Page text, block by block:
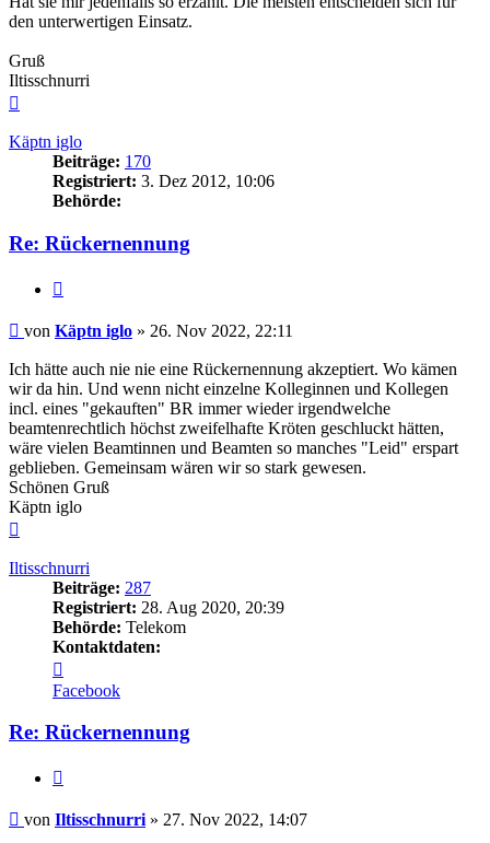
den unterwertigen Einsatz.
Gruß
Iltisschnurri
Käptn iglo
Beiträge: 170
Registriert: 3. Dez 2012, 10:06
Behörde:
Re: Rückernennung
Beitrag
von Käptn iglo » 26. Nov 2022, 22:11
Ich hätte auch nie nie eine Rückernennung akzeptiert. Wo kämen
wir da hin. Und wenn nicht einzelne Kolleginnen und Kollegen
incl. eines "gekauften" BR immer wieder irgendwelche
beamtenrechtlich höchst zweifelhafte Kröten geschluckt hätten,
wäre vielen Beamtinnen und Beamten so manches "Leid" erspart
geblieben. Gemeinsam wären wir so stark gewesen.
Schönen Gruß
Käptn iglo
Iltisschnurri
Beiträge: 287
Registriert: 28. Aug 2020, 20:39
Behörde: Telekom
Kontaktdaten:
von
Iltisschnurri
Facebook
Re: Rückernennung
Beitrag
von Iltisschnurri » 27. Nov 2022, 14:07